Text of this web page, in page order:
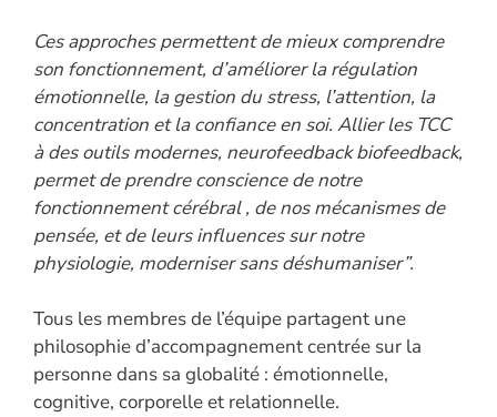
Ces approches permettent de mieux comprendre
son fonctionnement, d’améliorer la régulation
émotionnelle, la gestion du stress, l’attention, la
concentration et la confiance en soi. Allier les TCC
à des outils modernes, neurofeedback biofeedback,
permet de prendre conscience de notre
fonctionnement cérébral , de nos mécanismes de
pensée, et de leurs influences sur notre
physiologie, moderniser sans déshumaniser”.
Tous les membres de l’équipe partagent une
philosophie d’accompagnement centrée sur la
personne dans sa globalité : émotionnelle,
cognitive, corporelle et relationnelle.